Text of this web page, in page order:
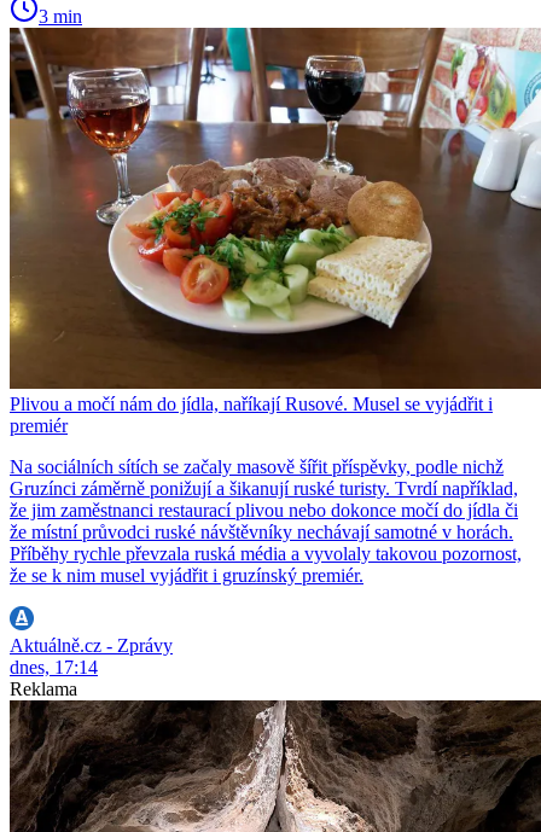
3 min
Plivou a močí nám do jídla, naříkají Rusové. Musel se vyjádřit i
premiér
Na sociálních sítích se začaly masově šířit příspěvky, podle nichž
Gruzínci záměrně ponižují a šikanují ruské turisty. Tvrdí například,
že jim zaměstnanci restaurací plivou nebo dokonce močí do jídla či
že místní průvodci ruské návštěvníky nechávají samotné v horách.
Příběhy rychle převzala ruská média a vyvolaly takovou pozornost,
že se k nim musel vyjádřit i gruzínský premiér.
Aktuálně.cz - Zprávy
dnes, 17:14
Reklama